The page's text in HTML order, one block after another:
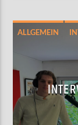
ALLGEMEIN